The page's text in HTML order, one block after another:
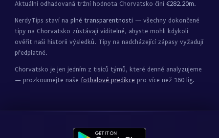
Aktuální odhadovaná tržní hodnota Chorvatsko činí €282.20m.
NerdyTips staví na plné transparentnosti — všechny dokončené
tipy na Chorvatsko zůstávají viditelné, abyste mohli kdykoli
ověřit naši historii výsledků. Tipy na nadcházející zápasy vyžadují
předplatné.
Chorvatsko je jen jedním z tisíců týmů, které denně analyzujeme
— prozkoumejte naše fotbalové predikce pro více než 160 lig.